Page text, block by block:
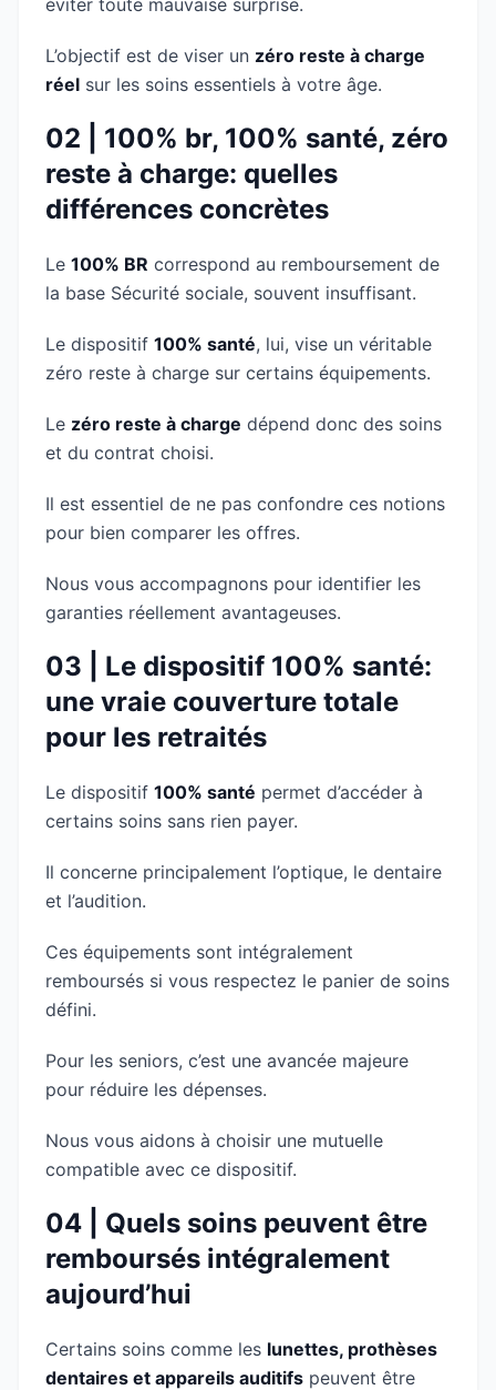
éviter toute mauvaise surprise.
L’objectif est de viser un zéro reste à charge
réel sur les soins essentiels à votre âge.
02 | 100% br, 100% santé, zéro
reste à charge: quelles
différences concrètes
Le 100% BR correspond au remboursement de
la base Sécurité sociale, souvent insuffisant.
Le dispositif 100% santé, lui, vise un véritable
zéro reste à charge sur certains équipements.
Le zéro reste à charge dépend donc des soins
et du contrat choisi.
Il est essentiel de ne pas confondre ces notions
pour bien comparer les offres.
Nous vous accompagnons pour identifier les
garanties réellement avantageuses.
03 | Le dispositif 100% santé:
une vraie couverture totale
pour les retraités
Le dispositif 100% santé permet d’accéder à
certains soins sans rien payer.
Il concerne principalement l’optique, le dentaire
et l’audition.
Ces équipements sont intégralement
remboursés si vous respectez le panier de soins
défini.
Pour les seniors, c’est une avancée majeure
pour réduire les dépenses.
Nous vous aidons à choisir une mutuelle
compatible avec ce dispositif.
04 | Quels soins peuvent être
remboursés intégralement
aujourd’hui
Certains soins comme les lunettes, prothèses
dentaires et appareils auditifs peuvent être